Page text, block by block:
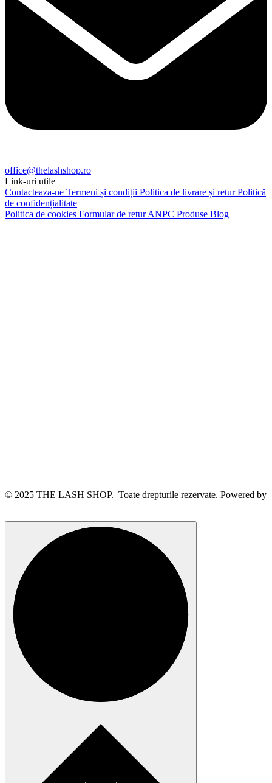
office@thelashshop.ro
Link-uri utile
Contacteaza-ne Termeni și condiții Politica de livrare și returPolitică
de confidențialitate
Politica de cookies Formular de returANPC Produse Blog
© 2025 THE LASH SHOP. Toate drepturile rezervate. Powered by